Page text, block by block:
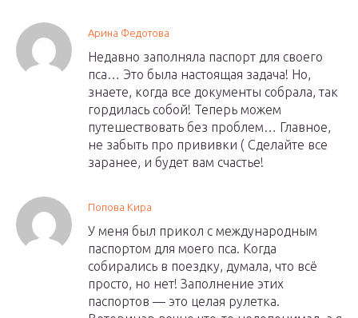
Арина Федотова
Недавно заполняла паспорт для своего
пса… Это была настоящая задача! Но,
знаете, когда все документы собрала, так
гордилась собой! Теперь можем
путешествовать без проблем… Главное,
не забыть про прививки ( Сделайте все
заранее, и будет вам счастье!
Попова Кира
У меня был прикол с международным
паспортом для моего пса. Когда
собирались в поездку, думала, что всё
просто, но нет! Заполнение этих
паспортов — это целая рулетка.